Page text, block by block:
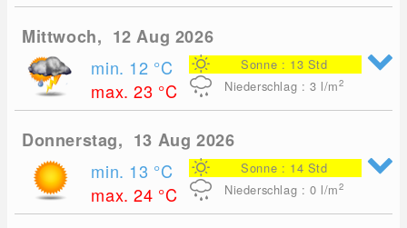
Mittwoch, 12 Aug 2026
min. 12 °C
max. 23 °C
Sonne : 13 Std
Niederschlag : 3 l/m2
Donnerstag, 13 Aug 2026
min. 13 °C
max. 24 °C
Sonne : 14 Std
Niederschlag : 0 l/m2